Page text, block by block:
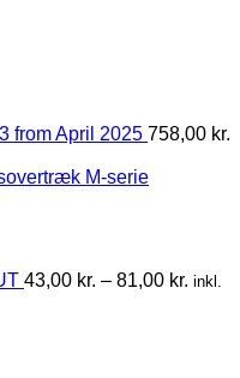
from April 2025 758,00 kr.
M-serie
43,00 kr. – 81,00 kr. inkl.